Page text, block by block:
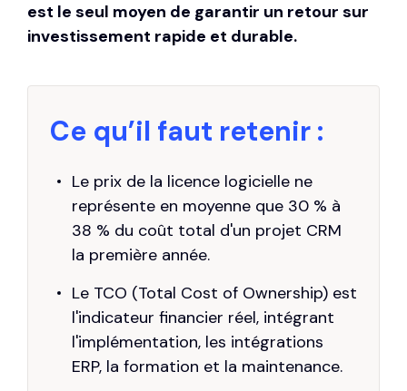
est le seul moyen de garantir un retour sur
investissement rapide et durable.
Ce qu’il faut retenir :
Le prix de la licence logicielle ne
représente en moyenne que 30 % à
38 % du coût total d'un projet CRM
la première année.
Le TCO (Total Cost of Ownership) est
l'indicateur financier réel, intégrant
l'implémentation, les intégrations
ERP, la formation et la maintenance.